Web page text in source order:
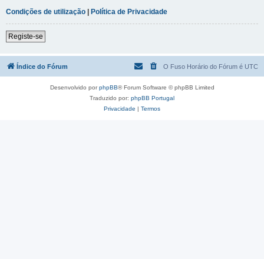
Condições de utilização | Política de Privacidade
Registe-se
Índice do Fórum O Fuso Horário do Fórum é UTC
Desenvolvido porphpBB® Forum Software © phpBB Limited
Traduzido por: phpBB Portugal
Privacidade | Termos